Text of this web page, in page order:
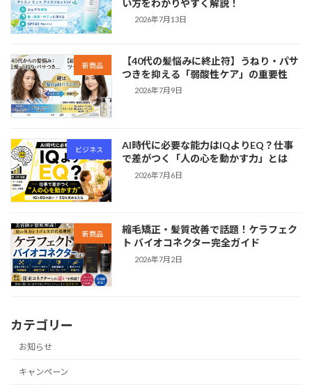
い方をわかりやすく解説！
2026年7月13日
新商品
【40代の髪悩みに終止符】うねり・パサ
つきを抑える「弱酸性ケア」の重要性
2026年7月9日
ビジネス
AI時代に必要な能力はIQよりEQ？仕事
で差がつく「人の心を動かす力」とは
2026年7月6日
新商品
縮毛矯正・髪質改善で話題！ケラフェク
ト バイオコネクター完全ガイド
2026年7月2日
カテゴリー
お知らせ
キャンペーン